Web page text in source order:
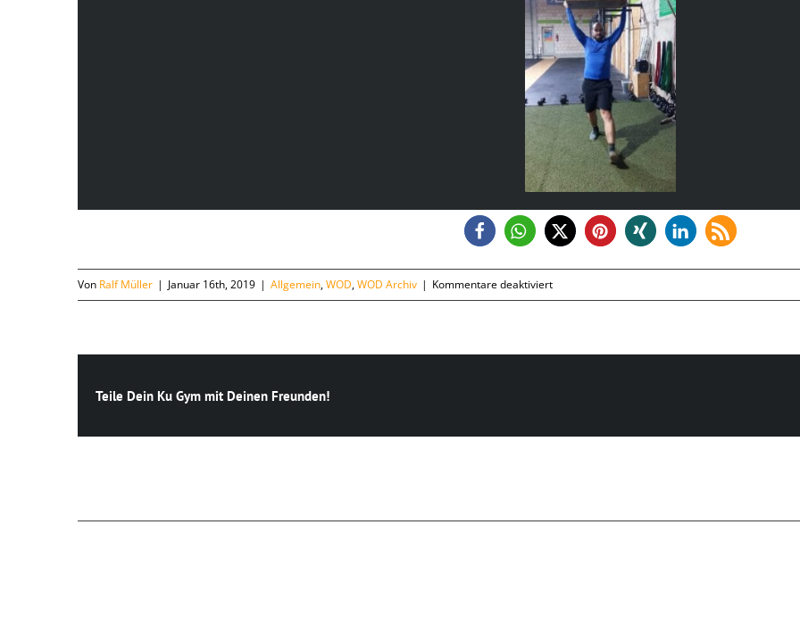
Von Ralf Müller | Januar 16th, 2019 | Allgemein,WOD,WOD Archiv | Kommentare deaktiviertfür
Mittwoch,
Teile Dein Ku Gym mit Deinen Freunden!